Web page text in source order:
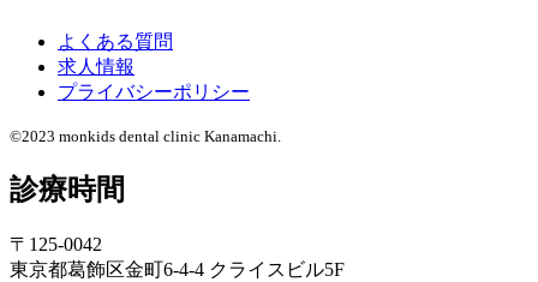
よくある質問
求人情報
プライバシーポリシー
©2023 monkids dental clinic Kanamachi.
診療時間
〒125-0042
東京都葛飾区金町6-4-4 クライスビル5F